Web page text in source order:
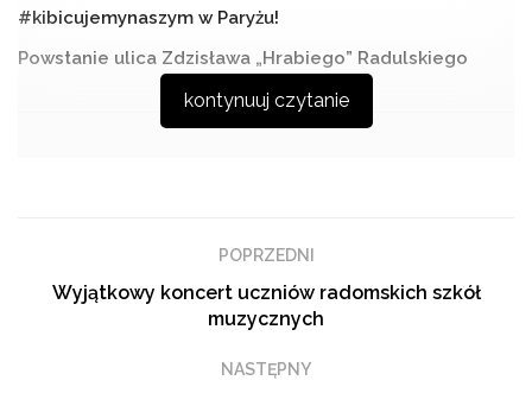
#kibicujemynaszym w Paryżu!
Powstanie ulica Zdzisława „Hrabiego” Radulskiego
zrehabilitowała się za ubiegłotygodniową wpadkę i
pokonała rezerwy Legii WARSZAWA
3:0. Posłuchajcie
wypowiedzi szkoleniowców i zobaczcie bramki z obu
kontynuuj czytanie
POPRZEDNI
Wyjątkowy koncert uczniów radomskich szkół
muzycznych
NASTĘPNY